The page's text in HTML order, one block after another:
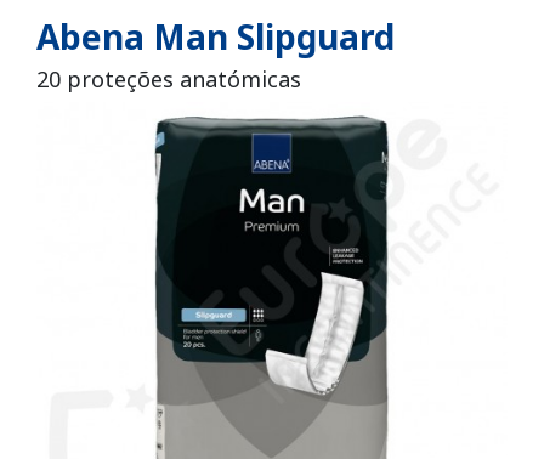
Abena Man Slipguard
20 proteções anatómicas